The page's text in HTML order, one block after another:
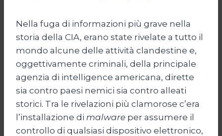
Nella fuga di informazioni più grave nella
storia della CIA, erano state rivelate a tutto il
mondo alcune delle attività clandestine e,
oggettivamente criminali, della principale
agenzia di intelligence americana, dirette
sia contro paesi nemici sia contro alleati
storici. Tra le rivelazioni più clamorose c’era
l’installazione di malware per assumere il
controllo di qualsiasi dispositivo elettronico,